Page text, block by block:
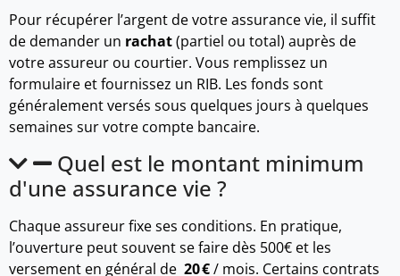
Pour récupérer l’argent de votre assurance vie, il suffit
de demander un rachat(partiel ou total) auprès de
votre assureur ou courtier. Vous remplissez un
formulaire et fournissez un RIB. Les fonds sont
généralement versés sous quelques jours à quelques
semaines sur votre compte bancaire.
Quel est le montant minimum
d'une assurance vie ?
Chaque assureur fixe ses conditions. En pratique,
l’ouverture peut souvent se faire dès 500€ et les
versement en général de 20 €/ mois. Certains contrats